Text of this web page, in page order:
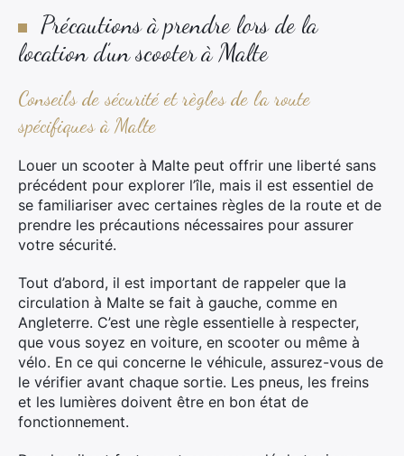
Précautions à prendre lors de la
location d’un scooter à Malte
Conseils de sécurité et règles de la route
spécifiques à Malte
Louer un scooter à Malte peut offrir une liberté sans
précédent pour explorer l’île, mais il est essentiel de
se familiariser avec certaines règles de la route et de
prendre les précautions nécessaires pour assurer
votre sécurité.
Tout d’abord, il est important de rappeler que la
circulation à Malte se fait à gauche, comme en
Angleterre. C’est une règle essentielle à respecter,
que vous soyez en voiture, en scooter ou même à
vélo. En ce qui concerne le véhicule, assurez-vous de
le vérifier avant chaque sortie. Les pneus, les freins
et les lumières doivent être en bon état de
fonctionnement.